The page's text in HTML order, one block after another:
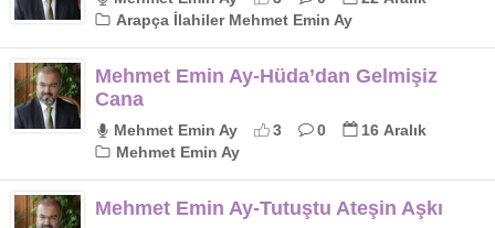
Arapça İlahiler Mehmet Emin Ay
Mehmet Emin Ay-Hüda’dan Gelmişiz
Cana
Mehmet Emin Ay 3 0
16 Aralık
Mehmet Emin Ay
Mehmet Emin Ay-Tutuştu Ateşin Aşkı